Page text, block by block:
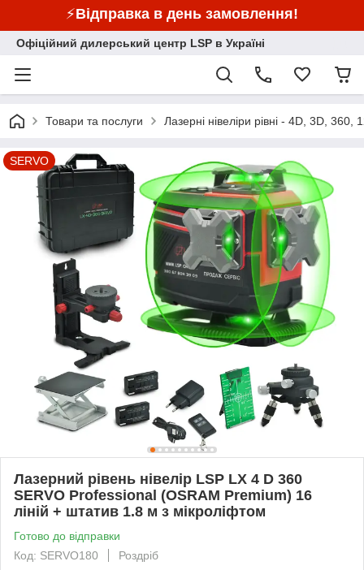
⚡Відправка в день замовлення!
Офіційний дилерський центр LSP в Україні
Товари та послуги Лазерні нівеліри рівні - 4D, 3D, 360,
SERVO
Лазерний рівень нівелір LSP LX 4 D 360
SERVO Professional (OSRAM Premium) 16
ліній + штатив 1.8 м з мікроліфтом
Готово до відправки
Код: SERVO180
Роздріб